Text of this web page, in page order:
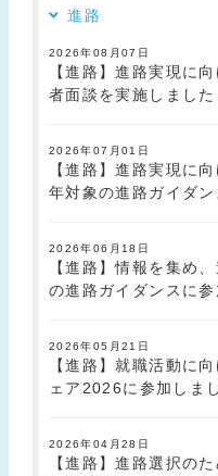
進路
2026年08月07日
【進路】進路実現に
者面談を実施しました
2026年07月01日
【進路】進路実現に
年対象の進路ガイダ
2026年06月18日
【進路】情報を集め
の進路ガイダンスに
2026年05月21日
【進路】就職活動に
ェア2026に参加しま
2026年04月28日
【進路】進路選択の